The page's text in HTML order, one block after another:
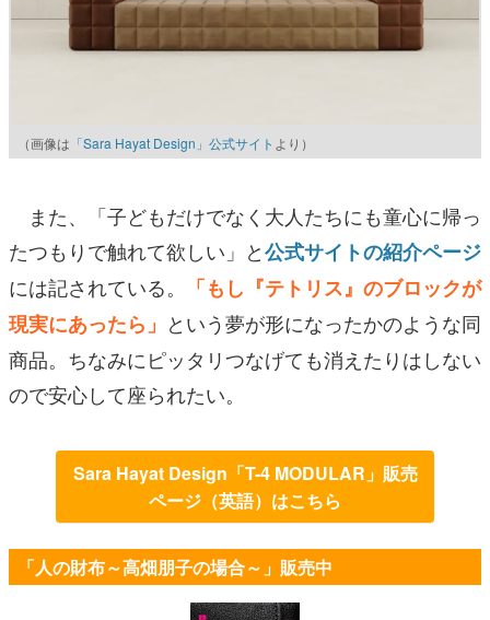
（画像は 「Sara Hayat Design」公式サイト より）
また、「子どもだけでなく大人たちにも童心に帰っ
たつもりで触れて欲しい」と公式サイトの紹介ページ
には記されている。
「もし『テトリス』のブロックが
現実にあったら」 という夢が形になったかのような同
商品。ちなみにピッタリつなげても消えたりはしない
ので安心して座られたい。
Sara Hayat Design「T-4 MODULAR」販売
ページ（英語）はこちら
「人の財布～高畑朋子の場合～」販売中